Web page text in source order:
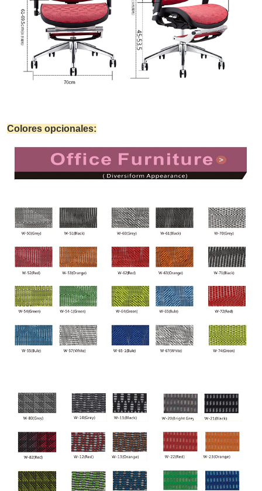
Colores opcionales: